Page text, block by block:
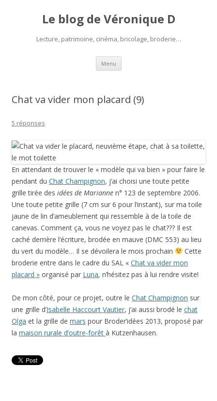
Le blog de Véronique D
Lecture, patrimoine, cinéma, bricolage, broderie…
Menu Aller
contenu
Chat va vider mon placard (9)
5 réponses
En attendant de trouver le « modèle qui va bien » pour faire le
pendant du Chat Champignon, j’ai choisi une toute petite
grille tirée des idées de Marianne n° 123 de septembre 2006.
Une toute petite grille (7 cm sur 6 pour l’instant), sur ma toile
jaune de lin d’ameublement qui ressemble à de la toile de
canevas. Comment ça, vous ne voyez pas le chat??? Il est
caché derrière l’écriture, brodée en mauve (DMC 553) au lieu
du vert du modèle… Il se dévoilera le mois prochain
Cette
broderie entre dans le cadre du SAL « Chat va vider mon
placard » organisé par Luna, n’hésitez pas à lui rendre visite!
De mon côté, pour ce projet, outre le Chat Champignon sur
une grille d’Isabelle Haccourt Vautier, j’ai aussi brodé le chat
Olga et la grille de mars pour Broder’idées 2013, proposé par
la maison rurale d’outre-forêt à Kutzenhausen.